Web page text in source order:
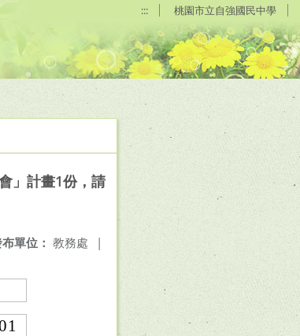
::: 桃園市立自強國民中學
」計畫1份，請
單位： 教務處 |